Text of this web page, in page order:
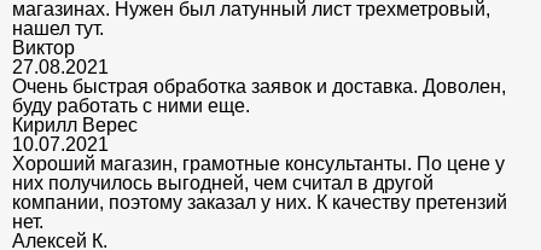
магазинах. Нужен был латунный лист трехметровый,
нашел тут.
Виктор
27.08.2021
Очень быстрая обработка заявок и доставка. Доволен,
буду работать с ними еще.
Кирилл Верес
10.07.2021
Хороший магазин, грамотные консультанты. По цене у
них получилось выгодней, чем считал в другой
компании, поэтому заказал у них. К качеству претензий
нет.
Алексей К.